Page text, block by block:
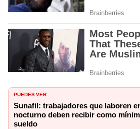
PUEDES VER:
Sunafil: trabajadores que laboren
nocturno deben recibir como
sueldo